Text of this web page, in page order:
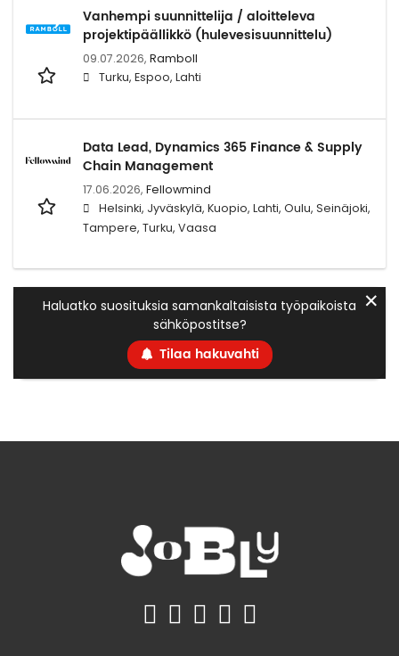
Vanhempi suunnittelija / aloitteleva
projektipäällikkö (hulevesisuunnittelu)
09.07.2026, Ramboll
Turku, Espoo, Lahti
Data Lead, Dynamics 365 Finance & Supply
Chain Management
17.06.2026, Fellowmind
Helsinki, Jyväskylä, Kuopio, Lahti, Oulu, Seinäjoki,
Tampere, Turku, Vaasa
Haluatko suosituksia samankaltaisista työpaikoista
sähköpostitse?
Tilaa hakuvahti
✕